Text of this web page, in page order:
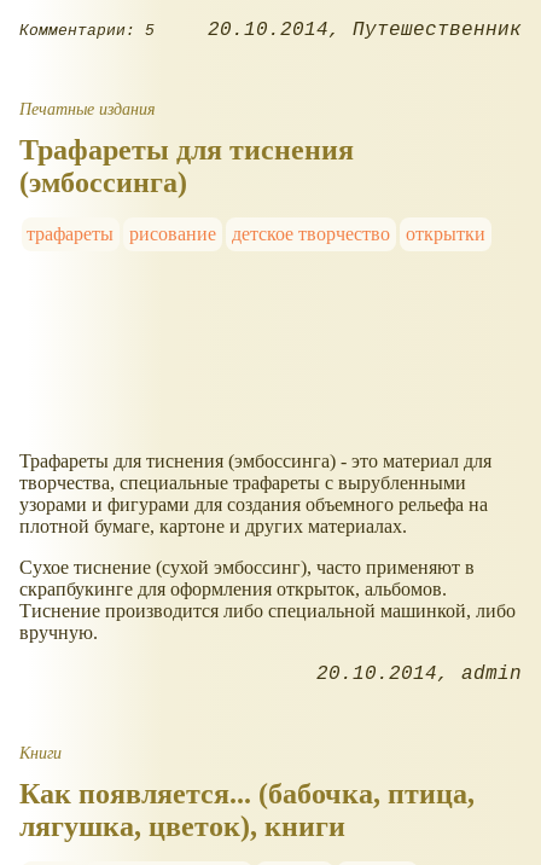
Комментарии: 5 20.10.2014 Путешественник
Печатные издания
Трафареты для тиснения
(эмбоссинга)
трафареты рисование детское творчество открытки
Трафареты для тиснения (эмбоссинга) - это материал для
творчества, специальные трафареты с вырубленными
узорами и фигурами для создания объемного рельефа на
плотной бумаге, картоне и других материалах.
Сухое тиснение (сухой эмбоссинг), часто применяют в
скрапбукинге для оформления открыток, альбомов.
Тиснение производится либо специальной машинкой, либо
вручную.
20.10.2014 admin
Книги
Как появляется... (бабочка, птица,
лягушка, цветок), книги